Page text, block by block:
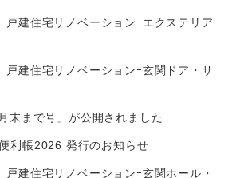
建住宅リノベーションｰエクステリア
建住宅リノベーションｰ玄関ドア・サ
末まで号」が公開されました
利帳2026 発行のお知らせ
建住宅リノベーションｰ玄関ホール・